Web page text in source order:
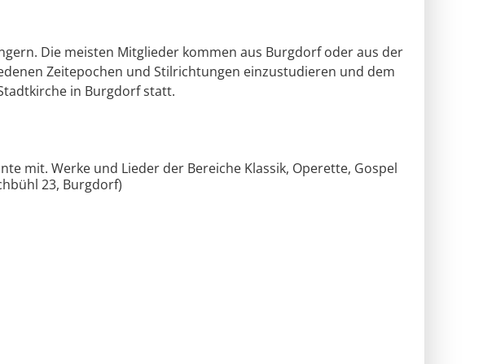
Die meisten Mitglieder kommen aus Burgdorf oder aus der
Zeitepochen und Stilrichtungen einzustudieren und dem
in Burgdorf statt.
mit. Werke und Lieder der Bereiche Klassik, Operette, Gospel
23, Burgdorf)